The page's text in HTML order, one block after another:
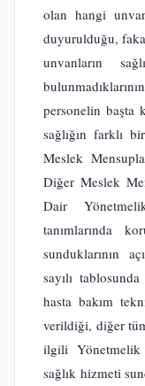
olan hangi
duyurulduğu,
unvanların
personelin başta
sağlığın farklı
Meslek
Diğer Meslek
Dair
tanımlarında
sunduklarının
sayılı
hasta bakım
verildiği, diğer
ilgili Yönetmelik
sağlık hizmeti